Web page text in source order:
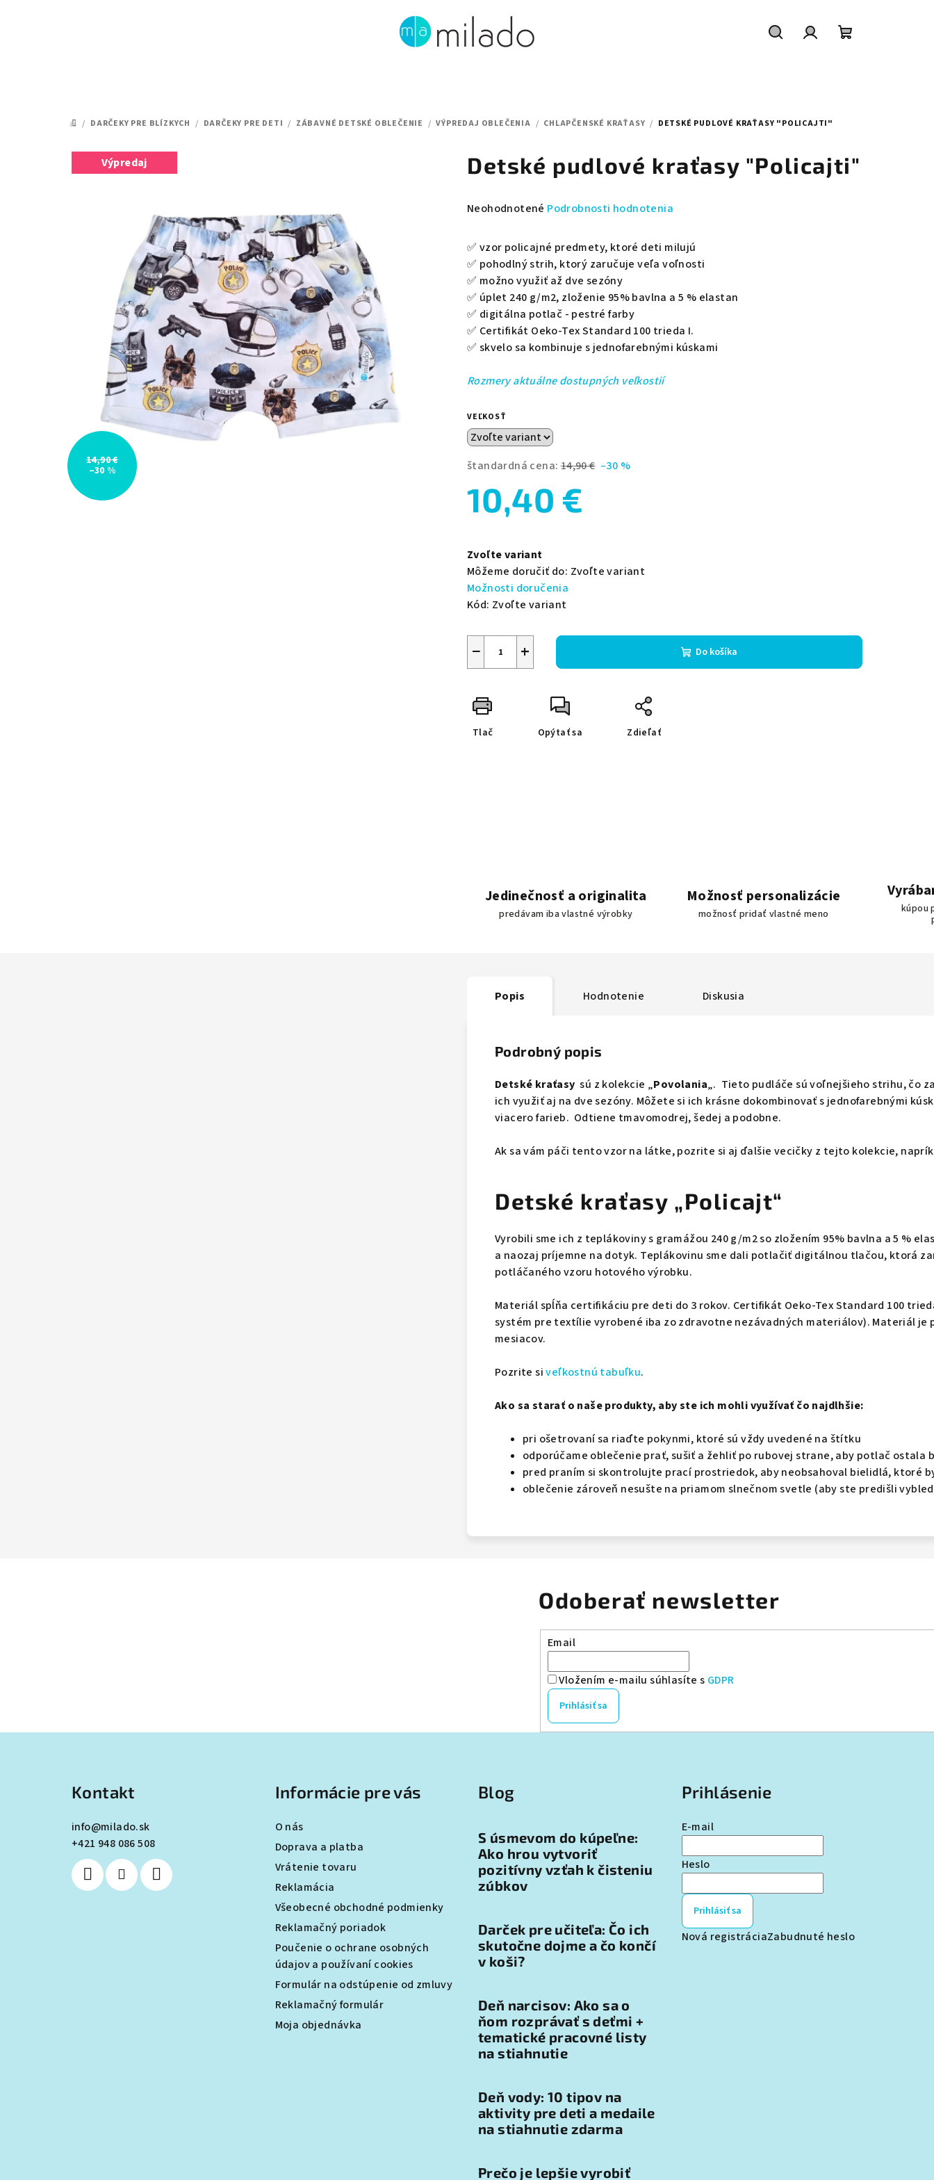
DOMOV
/ DARČEKY PRE BLÍZKYCH / DARČEKY PRE DETI / ZÁBAVNÉ DETSKÉ OBLEČENIE / VÝPREDAJ OBLEČENIA / CHLAPČENSKÉ KRAŤASY / DETSKÉ PUDLOVÉ KRAŤASY "POLICAJTI"
Detské pudlové kraťasy "Policajti"
Priemerné
produktu
je
0,0
hviezdičiek.
Neohodnotené Podrobnosti hodnotenia
✅ vzor policajné predmety, ktoré deti milujú
✅ pohodlný strih, ktorý zaručuje veľa voľnosti
✅ možno využiť až dve sezóny
✅ úplet 240 g/m2, zloženie 95% bavlna a 5 % elastan
✅ digitálna potlač - pestré farby
✅ Certifikát Oeko-Tex Standard 100 trieda I.
✅ skvelo sa kombinuje s jednofarebnými kúskami
Rozmery aktuálne dostupných veľkostií
VEĽKOSŤ
štandardná cena: 14,90 € –30 %
10,40 €
cena:
Zvoľte variant
Môžeme doručiť do: Zvoľte variant
Možnosti doručenia
Kód: Zvoľte variant
+
− Do košíka
Tlač Opýtať sa Zdieľať
Výpredaj
14,90 €
–30 %
Jedinečnosť a originalita
predávam iba vlastné výrobky
Možnosť personalizácie
možnosť pridať vlastné meno
kúpou
Popis Hodnotenie Diskusia
Podrobný popis
Detské kraťasy sú z kolekcie „Povolania„. Tieto pudláče sú voľnejšieho strihu, čo
ich využiť aj na dve sezóny. Môžete si ich krásne dokombinovať s jednofarebnými
viacero farieb. Odtiene tmavomodrej, šedej a podobne.
Ak sa vám páči tento vzor na látke, pozrite si aj ďalšie vecičky z tejto kolekcie,
Detské kraťasy „Policajt“
Vyrobili sme ich z teplákoviny s gramážou 240 g/m2 so zložením 95% bavlna a 5 %
a naozaj príjemne na dotyk. Teplákovinu sme dali potlačiť digitálnou tlačou, ktorá
potláčaného vzoru hotového výrobku.
Materiál spĺňa certifikáciu pre deti do 3 rokov. Certifikát Oeko-Tex Standard 100
systém pre textílie vyrobené iba zo zdravotne nezávadných materiálov). Materiál
mesiacov.
Pozrite siveľkostnú tabuľku.
Ako sa starať o naše produkty, aby ste ich mohli využívať čo najdlhšie:
pri ošetrovaní sa riaďte pokynmi, ktoré sú vždy uvedené na štítku
odporúčame oblečenie prať, sušiť a žehliť po rubovej strane, aby potlač ostala
pred praním si skontrolujte prací prostriedok, aby neobsahoval bielidlá, ktoré
oblečenie zároveň nesušte na priamom slnečnom svetle (aby ste predišli
Odoberať newsletter
Email
Vložením e-mailu súhlasíte s GDPR
Prihlásiť sa
Kontakt
info@milado.sk
+421 948 086 508
Informácie pre vás
O nás
Doprava a platba
Vrátenie tovaru
Reklamácia
Všeobecné obchodné podmienky
Reklamačný poriadok
Poučenie o ochrane osobných
údajov a používaní cookies
Formulár na odstúpenie od zmluvy
Reklamačný formulár
Moja objednávka
Blog
S úsmevom do kúpeľne:
Ako hrou vytvoriť
pozitívny vzťah k čisteniu
zúbkov
Darček pre učiteľa: Čo ich
skutočne dojme a čo končí
v koši?
Deň narcisov: Ako sa o
ňom rozprávať s deťmi +
tematické pracovné listy
na stiahnutie
Deň vody: 10 tipov na
aktivity pre deti a medaile
na stiahnutie zdarma
Prečo je lepšie vyrobiť
Prihlásenie
E-mail
Heslo
Prihlásiť sa
Nová registráciaZabudnuté heslo